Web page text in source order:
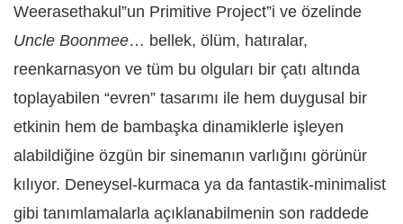
Weerasethakul”un Primitive Project”i ve özelinde
Uncle Boonmee… bellek, ölüm, hatıralar,
reenkarnasyon ve tüm bu olguları bir çatı altında
toplayabilen “evren” tasarımı ile hem duygusal bir
etkinin hem de bambaşka dinamiklerle işleyen
alabildiğine özgün bir sinemanın varlığını görünür
kılıyor. Deneysel-kurmaca ya da fantastik-minimalist
gibi tanımlamalarla açıklanabilmenin son raddede